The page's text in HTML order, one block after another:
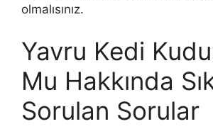
olmalısınız.
Yavru Kedi
Mu Hakkında
Sorulan Sorular